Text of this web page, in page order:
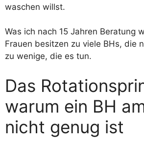
waschen willst.
Was ich nach 15 Jahren Beratung
Frauen besitzen zu viele BHs, die
zu wenige, die es tun.
Das
warum ein BH
nicht genug ist